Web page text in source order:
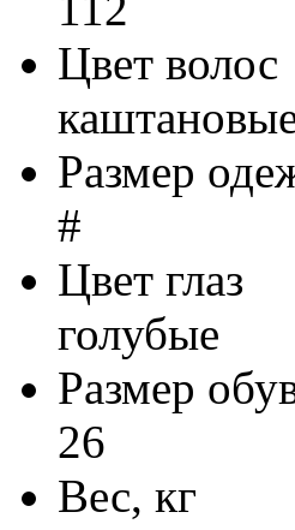
Цвет волос
Размер
#
Цвет глаз
голубые
Размер
26
Вес, кг